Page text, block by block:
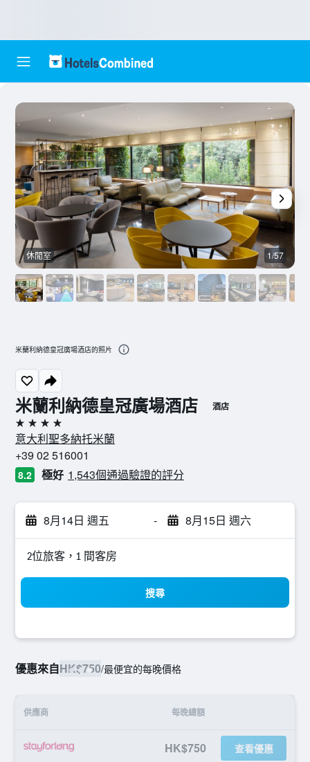
米蘭利納德皇冠廣場酒店 酒店
4星級
意大利聖多納托米蘭
+39 02 516001
8.2 極好 1,543個通過驗證的評分
8月14日 週五 - 8月15日 週六
2位旅客，1 間客房
搜尋
優惠來自HK$750/最便宜的每晚價格
供應商 每晚總額
HK$750 查看優惠
休閒室 1/57
米蘭利納德皇冠廣場酒店的照片